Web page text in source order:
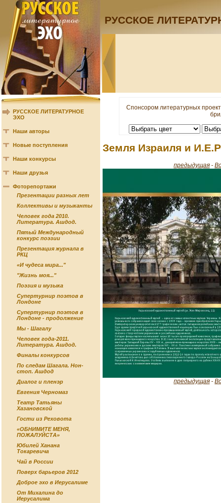
РУССКОЕ
РУССКОЕ ЛИТЕРАТУРНОЕ
ЭХО
Наши авторы
Новые поступления
Наши конкурсы
Наши друзья
Фоторепортажи
Презентации разных лет
Коллективы и музыканты
Человек года 2010.
Литература. Ашдод.
Пятый Международный
конкурс поэзии
Презентация журнала в
РКЦ
«И чудеса мира..."
"Жизнь моя..."
Поэзия и музыка
Супертурнир поэтов в
Лондоне
Супертурнир поэтов в
Лондоне - продолжение
Мы - Шагалу
Человек года-2011.
Литература. Ашдод.
Финалы конкурсов
По следам Шагала. Нон-
стоп. Ашдод
Диалог и пленэр
Евгения Черномаз
Театр Татьяны
Хазановской
Гости из Реховота
«ОБНИМИТЕ МЕНЯ,
ПОЖАЛУЙСТА»
Юбилей Ханана
Токаревича
Чай в России
Поверх барьеров 2012
Доброе эхо в Иерусалиме
От Михалина до
Иерусалима
Спонсором литературных
Земля Израиля и
предыдущая -
предыдущая -